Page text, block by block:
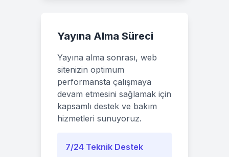
Yayına Alma Süreci
Yayına alma sonrası, web
sitenizin optimum
performansta çalışmaya
devam etmesini sağlamak için
kapsamlı destek ve bakım
hizmetleri sunuyoruz.
7/24 Teknik Destek